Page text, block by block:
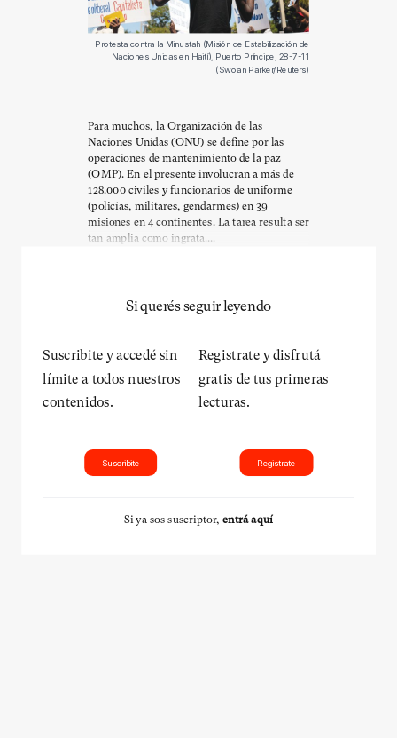
Protesta contra la Minustah (Misión de Estabilización de
Naciones Unidas en Haití), Puerto Príncipe, 28-7-11
(Swoan Parker/Reuters)
Para muchos, la Organización de las
Naciones Unidas (ONU) se define por las
operaciones de mantenimiento de la paz
(OMP). En el presente involucran a más de
128.000 civiles y funcionarios de uniforme
(policías, militares, gendarmes) en 39
misiones en 4 continentes. La tarea resulta ser
tan amplia como ingrata....
Si querés seguir leyendo
Suscribite y accedé sin
límite a todos nuestros
contenidos.
Suscribite
Registrate y disfrutá
gratis de tus primeras
lecturas.
Registrate
Si ya sos suscriptor, entrá aquí